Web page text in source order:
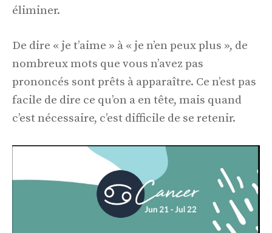
éliminer.
De dire « je t’aime » à « je n’en peux plus », de
nombreux mots que vous n’avez pas
prononcés sont prêts à apparaître. Ce n’est pas
facile de dire ce qu’on a en tête, mais quand
c’est nécessaire, c’est difficile de se retenir.